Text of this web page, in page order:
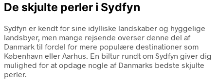
De skjulte perler i Sydfyn
Sydfyn er kendt for sine idylliske landskaber og hyggelige
landsbyer, men mange rejsende overser denne del af
Danmark til fordel for mere populære destinationer som
København eller Aarhus. En biltur rundt om Sydfyn giver dig
mulighed for at opdage nogle af Danmarks bedste skjulte
perler.